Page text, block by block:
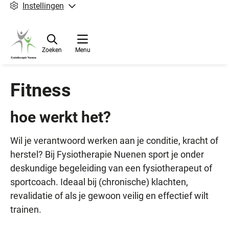
Instellingen
Menu
Zoeken
Fitness
hoe werkt het?
Wil je verantwoord werken aan je conditie, kracht of
herstel? Bij Fysiotherapie Nuenen sport je onder
deskundige begeleiding van een fysiotherapeut of
sportcoach. Ideaal bij (chronische) klachten,
revalidatie of als je gewoon veilig en effectief wilt
trainen.